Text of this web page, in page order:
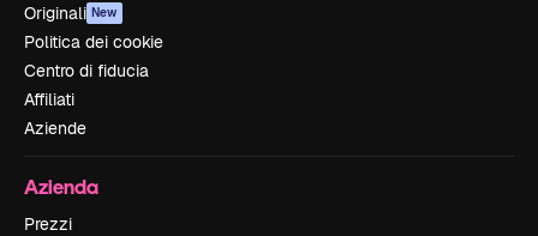
Originali New
Politica dei cookie
Centro di fiducia
Affiliati
Aziende
Azienda
Prezzi